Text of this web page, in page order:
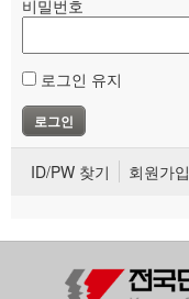
비밀번호
로그인 유지
ID/PW 찾기 회원가입